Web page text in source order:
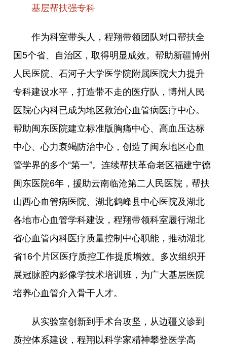
基层帮扶强专科
作为科室带头人，程翔带领团队对口帮扶全
国5个省、自治区，取得明显成效。帮助新疆博州
人民医院、石河子大学医学院附属医院大力提升
专科建设水平，打造带不走的医疗队，博州人民
医院心内科已成为地区救治心血管病医疗中心。
帮助闽东医院建立标准版胸痛中心、高血压达标
中心、心力衰竭防治中心，创造了闽东地区心血
管学界的多个“第一”。连续帮扶革命老区福建宁德
闽东医院6年，援助云南临沧第二人民医院，帮扶
山西心血管病医院、湖北鹤峰县中心医院及湖北
各地市心血管学科建设，程翔带领科室履行湖北
省心血管内科医疗质量控制中心职能，推动湖北
省16个片区医疗质控工作提质增效。多次组织开
展冠脉腔内影像学技术培训班，为广大基层医院
培养心血管介入骨干人才。
从实验室创新到手术台攻坚，从边疆义诊到
质控体系建设，程翔以科学家精神攀登医学高